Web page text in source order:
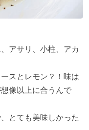
アサリ、小柱、アカ
スとレモン？！味は
像以上に合うんで
とても美味しかった